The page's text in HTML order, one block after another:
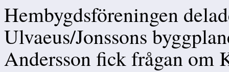
Hembygdsföreningen
Ulvaeus/Jonssons
Andersson fick frågan om